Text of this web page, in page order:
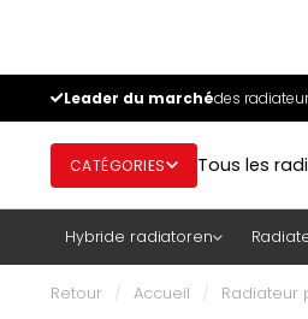
Leader du marchédes
CATÉGORIES Tous les
Hybride radiatoren
Retour / Accueil / Radiateur